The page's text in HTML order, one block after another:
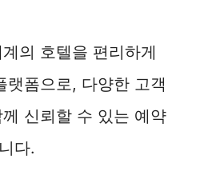
의 호텔을 편리하게
랫폼으로, 다양한 고객
신뢰할 수 있는 예약
다.